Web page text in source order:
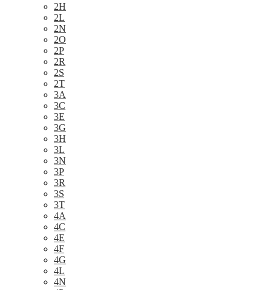
2H
2L
2N
2O
2P
2R
2S
2T
3A
3C
3E
3G
3H
3L
3N
3P
3R
3S
3T
4A
4C
4E
4F
4G
4L
4N